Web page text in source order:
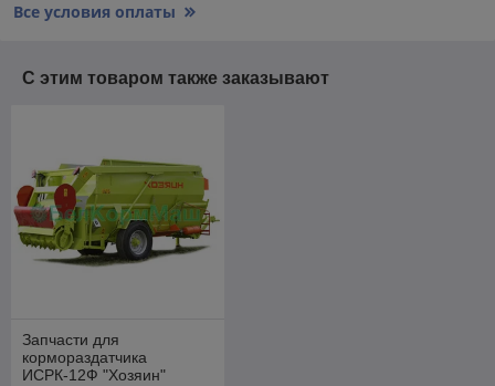
Все условия оплаты
С этим товаром также заказывают
Запчасти для
кормораздатчика
ИСРК-12Ф "Хозяин"